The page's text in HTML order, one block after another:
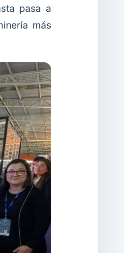
pasa a
más